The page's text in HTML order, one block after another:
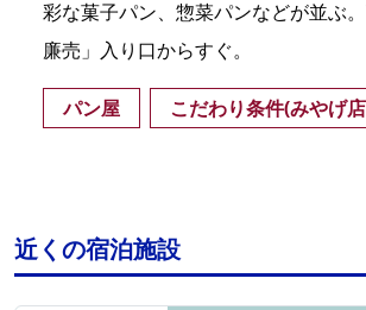
彩な菓子パン、惣菜パンなどが並ぶ
廉売」入り口からすぐ。
パン屋 こだわり条件(みやげ
近くの宿泊施設